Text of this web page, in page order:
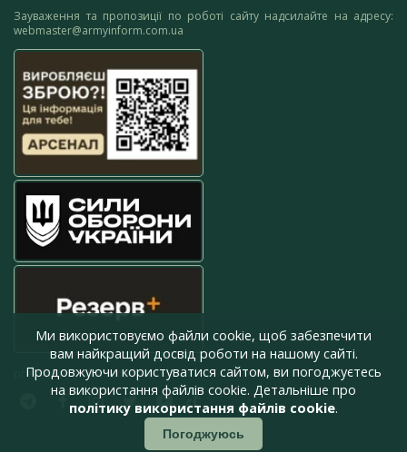
Зауваження та пропозиції по роботі сайту надсилайте на адресу:
webmaster@armyinform.com.ua
press@armyinform.com.ua
Ми використовуємо файли cookie, щоб забезпечити
вам найкращий досвід роботи на нашому сайті.
Продовжуючи користуватися сайтом, ви погоджуєтесь
на використання файлів cookie. Детальніше про
політику використання файлів cookie.
Погоджуюсь